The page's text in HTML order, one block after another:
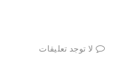
لا توجد تعليقات